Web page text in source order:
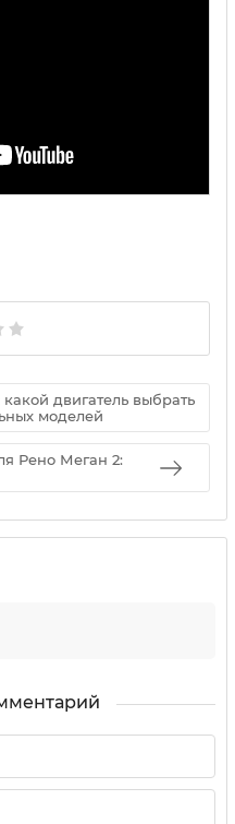
двигатель выбрать
моделей
Рено Меган 2: